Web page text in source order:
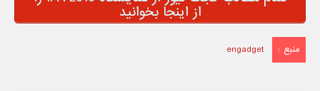
از اینجا بخوانید
منبع : engadget